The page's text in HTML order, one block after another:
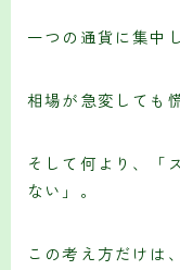
一つの通貨に集中
相場が急変しても
そして何より、「
ない」。
この考え方だけは